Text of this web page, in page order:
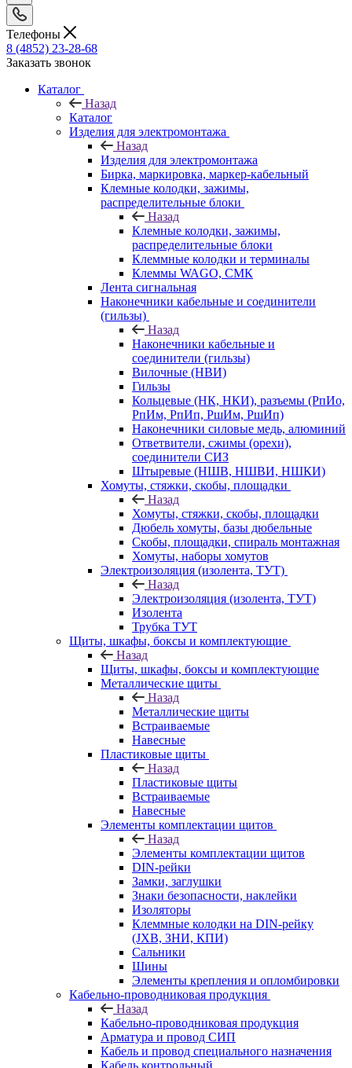
Телефоны
8 (4852) 23-28-68
Заказать звонок
Каталог
Назад
Каталог
Изделия для электромонтажа
Назад
Изделия для электромонтажа
Бирка, маркировка, маркер-кабельный
Клемные колодки, зажимы,
распределительные блоки
Назад
Клемные колодки, зажимы,
распределительные блоки
Клеммные колодки и терминалы
Клеммы WAGO, СМК
Лента сигнальная
Наконечники кабельные и соединители
(гильзы)
Назад
Наконечники кабельные и
соединители (гильзы)
Вилочные (НВИ)
Гильзы
Кольцевые (НК, НКИ), разъемы (РпИо,
РпИм, РпИп, РшИм, РшИп)
Наконечники силовые медь, алюминий
Ответвители, сжимы (орехи),
соединители СИЗ
Штыревые (НШВ, НШВИ, НШКИ)
Хомуты, стяжки, скобы, площадки
Назад
Хомуты, стяжки, скобы, площадки
Дюбель хомуты, базы дюбельные
Скобы, площадки, спираль монтажная
Хомуты, наборы хомутов
Электроизоляция (изолента, ТУТ)
Назад
Электроизоляция (изолента, ТУТ)
Изолента
Трубка ТУТ
Щиты, шкафы, боксы и комплектующие
Назад
Щиты, шкафы, боксы и комплектующие
Металлические щиты
Назад
Металлические щиты
Встраиваемые
Навесные
Пластиковые щиты
Назад
Пластиковые щиты
Встраиваемые
Навесные
Элементы комплектации щитов
Назад
Элементы комплектации щитов
DIN-рейки
Замки, заглушки
Знаки безопасности, наклейки
Изоляторы
Клеммные колодки на DIN-рейку
(JXB, ЗНИ, КПИ)
Сальники
Шины
Элементы крепления и опломбировки
Кабельно-проводниковая продукция
Назад
Кабельно-проводниковая продукция
Арматура и провод СИП
Кабель и провод специального назначения
Кабель контрольный